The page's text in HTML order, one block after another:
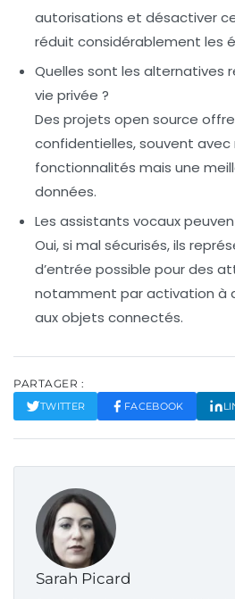
autorisations et désactiver
réduit considérablement les
Quelles sont les alternatives
vie privée ?
Des projets open source
confidentielles, souvent avec
fonctionnalités mais une
données.
Les assistants vocaux
Oui, si mal sécurisés, ils
d’entrée possible pour des
notamment par activation à
aux objets connectés.
PARTAGER :
TWITTER FACEBOOK
Sarah Picard